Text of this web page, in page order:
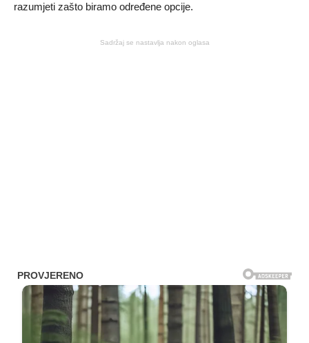
razumjeti zašto biramo određene opcije.
Sadržaj se nastavlja nakon oglasa